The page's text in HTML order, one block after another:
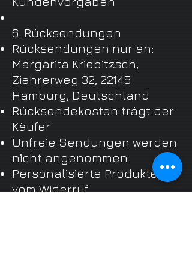
6. Rücksendungen
Rücksendungen nur an:
Margarita Kriebitzsch,
Ziehrerweg 32, 22145
Hamburg, Deutschland
Rücksendekosten trägt der
Käufer
Unfreie Sendungen werden
nicht angenommen
Personalisierte Produkte
vom Widerruf